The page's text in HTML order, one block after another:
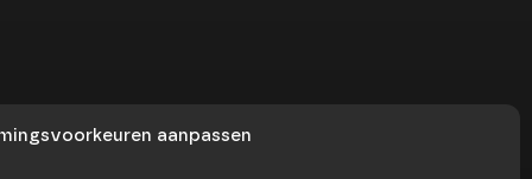
aanpassen